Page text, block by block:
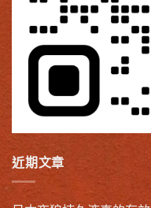
近期文章